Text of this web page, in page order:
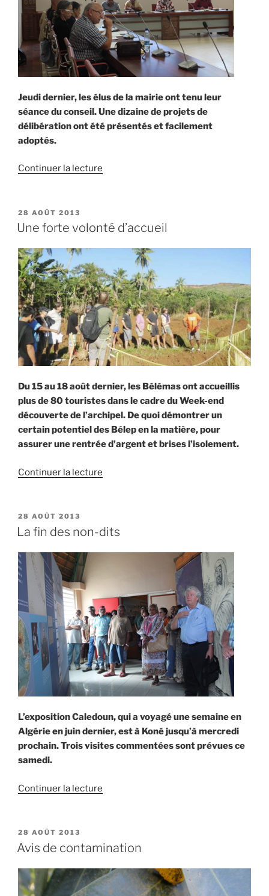
Jeudi dernier, les élus de la mairie ont tenu leur
séance du conseil. Une dizaine de projets de
délibération ont été présentés et facilement
adoptés.
Continuer la lecture
coeur
préoccupations »
PUBLIÉ
LE
28 AOÛT 2013
Une forte volonté d’accueil
Du 15 au 18 août dernier, les Bélémas ont accueillis
plus de 80 touristes dans le cadre du Week-end
découverte de l’archipel. De quoi démontrer un
certain potentiel des Bélep en la matière, pour
assurer une rentrée d’argent et brises l’isolement.
Continuer la lecture
d’accueil »
PUBLIÉ
LE
28 AOÛT 2013
La fin des non-dits
L’exposition Caledoun, qui a voyagé une semaine en
Algérie en juin dernier, est à Koné jusqu’à mercredi
prochain. Trois visites commentées sont prévues ce
samedi.
Continuer la lecture
non-
PUBLIÉ
LE
28 AOÛT 2013
Avis de contamination